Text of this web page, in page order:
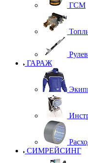
ГСМ
ГАРАЖ
СИМРЕЙСИНГ